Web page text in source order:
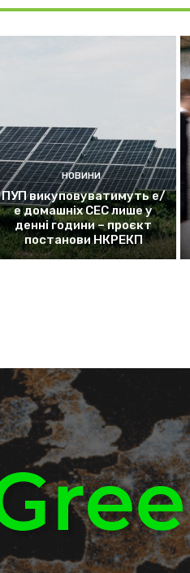
НОВИНИ
ПУП викуповуватимуть е/
е домашніх СЕС лише у
денні години – проєкт
постанови НКРЕКП